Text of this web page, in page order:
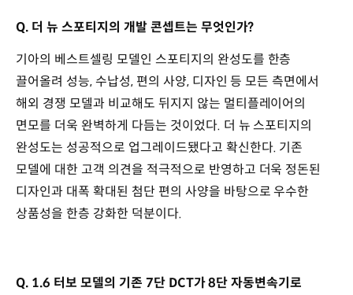
Q. 더 뉴 스포티지의 개발 콘셉트는 무엇인가?
기아의 베스트셀링 모델인 스포티지의 완성도를 한층
끌어올려 성능, 수납성, 편의 사양, 디자인 등 모든 측면에서
해외 경쟁 모델과 비교해도 뒤지지 않는 멀티플레이어의
면모를 더욱 완벽하게 다듬는 것이었다. 더 뉴 스포티지의
완성도는 성공적으로 업그레이드됐다고 확신한다. 기존
모델에 대한 고객 의견을 적극적으로 반영하고 더욱 정돈된
디자인과 대폭 확대된 첨단 편의 사양을 바탕으로 우수한
상품성을 한층 강화한 덕분이다.
Q. 1.6 터보 모델의 기존 7단 DCT가 8단 자동변속기로